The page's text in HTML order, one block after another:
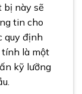
bị này sẽ
tin cho
quy định
tính là một
kỹ lưỡng